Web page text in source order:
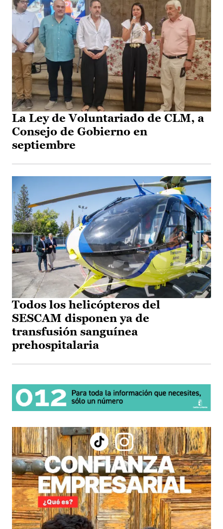
La Ley de Voluntariado de CLM, a
Consejo de Gobierno en
septiembre
Todos los helicópteros del
SESCAM disponen ya de
transfusión sanguínea
prehospitalaria